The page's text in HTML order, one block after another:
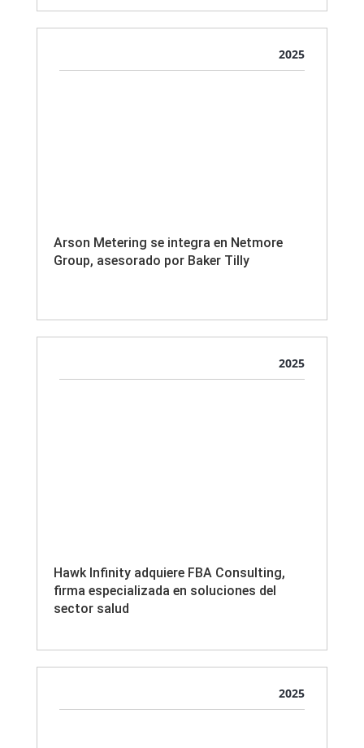
2025
Arson Metering se integra en Netmore
Group, asesorado por Baker Tilly
2025
Hawk Infinity adquiere FBA Consulting,
firma especializada en soluciones del
sector salud
2025